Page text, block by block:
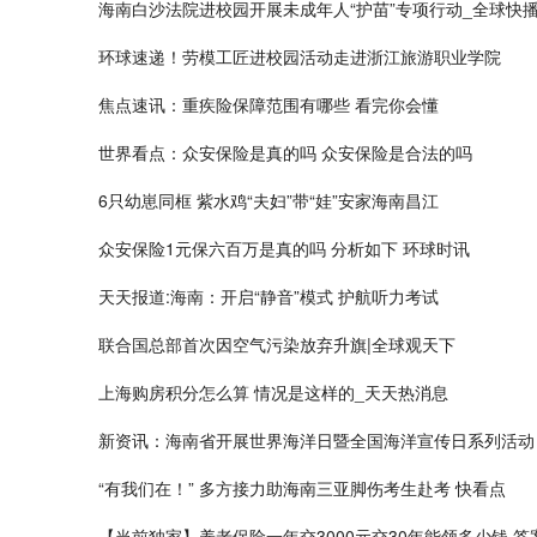
海南白沙法院进校园开展未成年人“护苗”专项行动_全球快
环球速递！劳模工匠进校园活动走进浙江旅游职业学院
焦点速讯：重疾险保障范围有哪些 看完你会懂
世界看点：众安保险是真的吗 众安保险是合法的吗
6只幼崽同框 紫水鸡“夫妇”带“娃”安家海南昌江
众安保险1元保六百万是真的吗 分析如下 环球时讯
天天报道:海南：开启“静音”模式 护航听力考试
联合国总部首次因空气污染放弃升旗|全球观天下
上海购房积分怎么算 情况是这样的_天天热消息
新资讯：海南省开展世界海洋日暨全国海洋宣传日系列活动
“有我们在！” 多方接力助海南三亚脚伤考生赴考 快看点